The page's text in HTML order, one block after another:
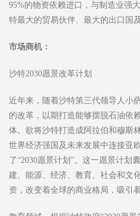
95%的物资依赖进口，与制造业强
特最大的贸易伙伴、最大的出口国
市场商机：
沙特2030愿景改革计划
近年来，随着沙特第三代领导人小
的改革，以期打造能够摆脱石油依
体。欲将沙特打造成阿拉伯和穆斯
世界经济强国及未来发展中连接亚
了“2030愿景计划”。这一愿景计划
建、能源、经济、教育、社会和文
资，改变着全球的商业格局，吸引